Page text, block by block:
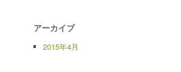
アーカイブ
2015年4月